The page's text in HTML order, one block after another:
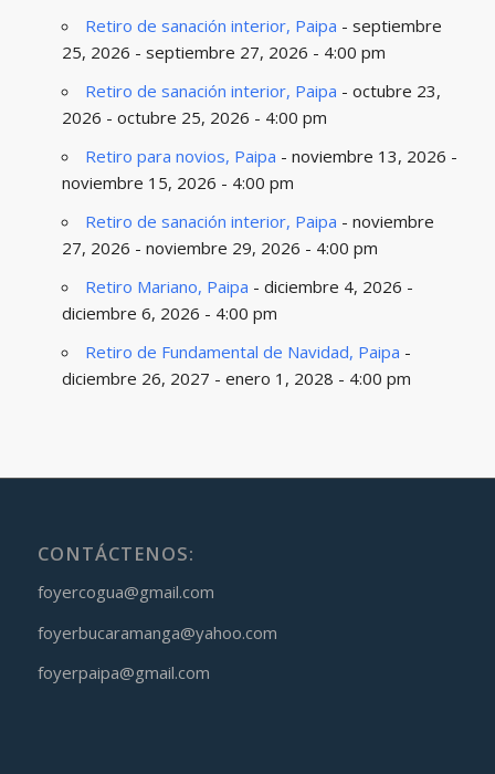
Retiro de sanación interior, Paipa - septiembre
25, 2026 - septiembre 27, 2026 - 4:00 pm
Retiro de sanación interior, Paipa - octubre 23,
2026 - octubre 25, 2026 - 4:00 pm
Retiro para novios, Paipa - noviembre 13, 2026 -
noviembre 15, 2026 - 4:00 pm
Retiro de sanación interior, Paipa - noviembre
27, 2026 - noviembre 29, 2026 - 4:00 pm
Retiro Mariano, Paipa - diciembre 4, 2026 -
diciembre 6, 2026 - 4:00 pm
Retiro de Fundamental de Navidad, Paipa -
diciembre 26, 2027 - enero 1, 2028 - 4:00 pm
CONTÁCTENOS:
foyercogua@gmail.com
foyerbucaramanga@yahoo.com
foyerpaipa@gmail.com